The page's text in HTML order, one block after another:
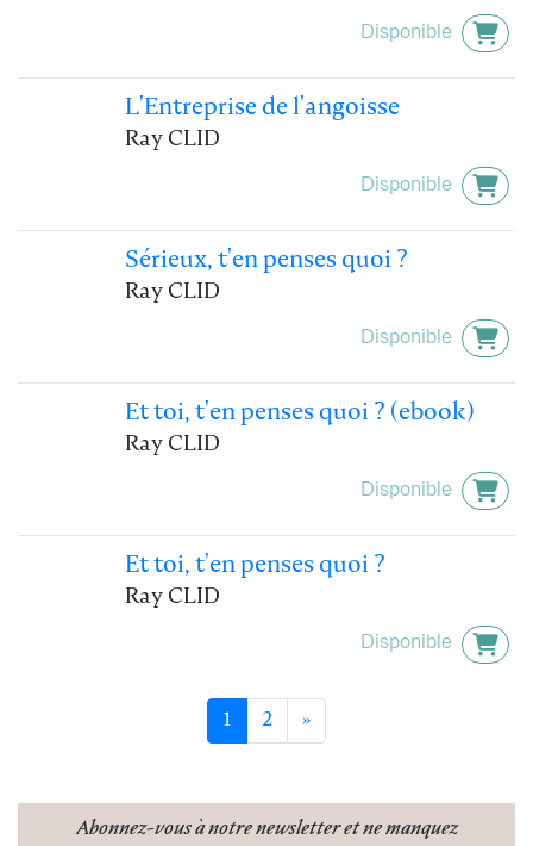
Disponible
L'Entreprise de l'angoisse
Ray CLID
Disponible
Sérieux, t'en penses quoi ?
Ray CLID
Disponible
Et toi, t'en penses quoi ? (ebook)
Ray CLID
Disponible
Et toi, t'en penses quoi ?
Ray CLID
Disponible
1 2 »
Abonnez-vous à notre newsletteret ne manquez